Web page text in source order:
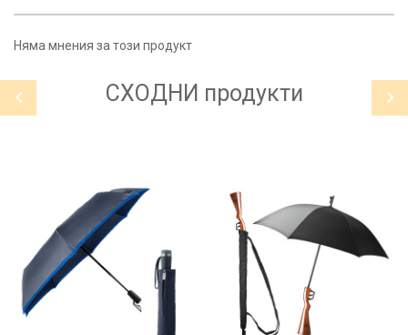
Няма мнения за този продукт
СХОДНИ продукти